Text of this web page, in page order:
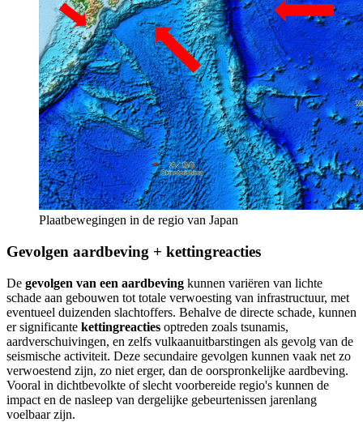
Plaatbewegingen in de regio van Japan
Gevolgen aardbeving + kettingreacties
De gevolgen van een aardbeving kunnen variëren van lichte
schade aan gebouwen tot totale verwoesting van infrastructuur, met
eventueel duizenden slachtoffers. Behalve de directe schade, kunnen
er significante kettingreacties optreden zoals tsunamis,
aardverschuivingen, en zelfs vulkaanuitbarstingen als gevolg van de
seismische activiteit. Deze secundaire gevolgen kunnen vaak net zo
verwoestend zijn, zo niet erger, dan de oorspronkelijke aardbeving.
Vooral in dichtbevolkte of slecht voorbereide regio's kunnen de
impact en de nasleep van dergelijke gebeurtenissen jarenlang
voelbaar zijn.